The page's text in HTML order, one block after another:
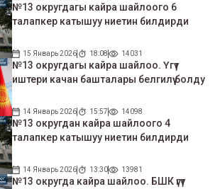
№13 округдагы кайра шайлоого 6
талапкер катышуу ниетин билдирди
15 Январь 2026 18:08 14031
№13 округдагы кайра шайлоо. Үгүт
иштери качан башталары белгилүү болду
14 Январь 2026 15:57 14098
№13 округдан кайра шайлоого 4
талапкер катышуу ниетин билдирди
14 Январь 2026 13:30 13981
№13 округда кайра шайлоо. БШК үгүт